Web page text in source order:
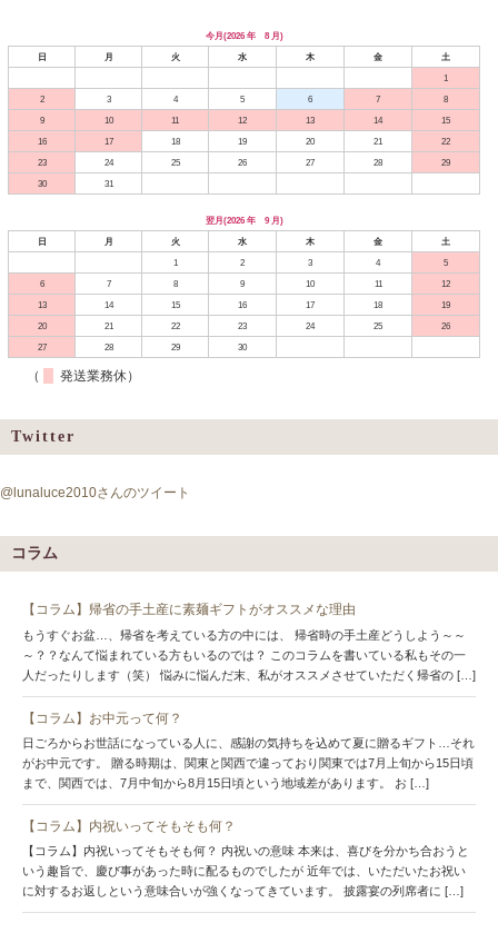
今月(2026 年 8 月)
日
月 火 水 木 金
土
1
2
3 4 5 6 7
8
9
10 11 12 13 14
15
16
17 18 19 20 21
22
23
24 25 26 27 28
29
30
31
翌月(2026 年 9 月)
日
月 火 水 木 金
土
1
2 3 4
5
6
7 8 9 10 11
12
13
14 15 16 17 18
19
20
21 22 23 24 25
26
27
28 29 30
（ 発送業務休）
Twitter
@lunaluce2010さんのツイート
コラム
【コラム】帰省の手土産に素麺ギフトがオススメな理由
もうすぐお盆…、帰省を考えている方の中には、 帰省時の手土産どうしよう～～
～？？なんて悩まれている方もいるのでは？ このコラムを書いている私もその一
人だったりします（笑） 悩みに悩んだ末、私がオススメさせていただく帰省の […]
【コラム】お中元って何？
日ごろからお世話になっている人に、感謝の気持ちを込めて夏に贈るギフト…それ
がお中元です。 贈る時期は、関東と関西で違っており関東では7月上旬から15日頃
まで、関西では、7月中旬から8月15日頃という地域差があります。 お […]
【コラム】内祝いってそもそも何？
【コラム】内祝いってそもそも何？ 内祝いの意味 本来は、喜びを分かち合おうと
いう趣旨で、慶び事があった時に配るものでしたが 近年では、いただいたお祝い
に対するお返しという意味合いが強くなってきています。 披露宴の列席者に […]